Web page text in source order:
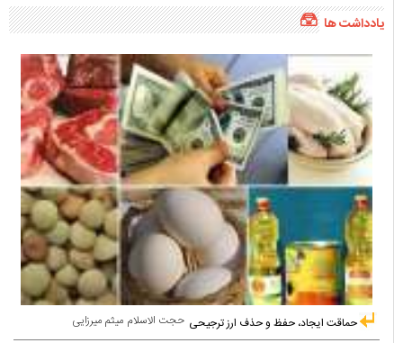
یادداشت ها
حجت الاسلام میثم میرزایی حماقت ایجاد، حفظ و حذف ارز ترجیحی